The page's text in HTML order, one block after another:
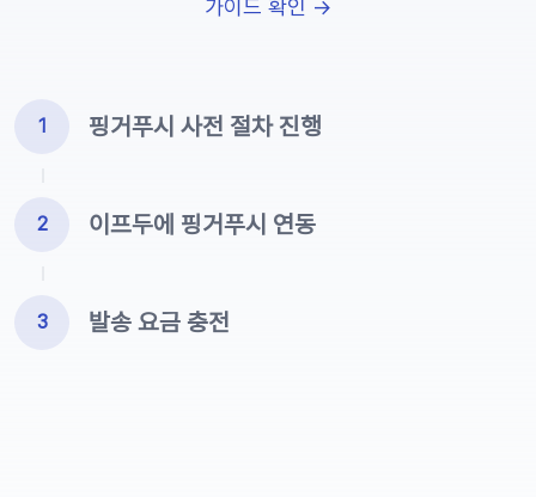
가이드 확인 →
1 핑거푸시 사전 절차 진행
2 이프두에 핑거푸시 연동
3 발송 요금 충전